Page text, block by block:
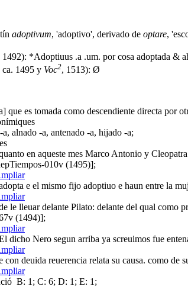
adoptivum, 'adoptivo', derivado de optare,
1492): *Adoptiuus .a .um. por cosa adoptada &
ca. 1495 y Voc2, 1513): Ø
que es tomada como descendiente directa por
alnado -a, antenado -a, hijado -a;
en aqueste mes Marco Antonio y
010v (1495)];
e el mismo fijo adoptiuo e haun entre la
le lleuar delante Pilato: delante del qual como
(1494)];
dicho Nero segun arriba ya screuimos fue
con deuida reuerencia relata su causa. como
B: 1; C: 6; D: 1; E: 1;